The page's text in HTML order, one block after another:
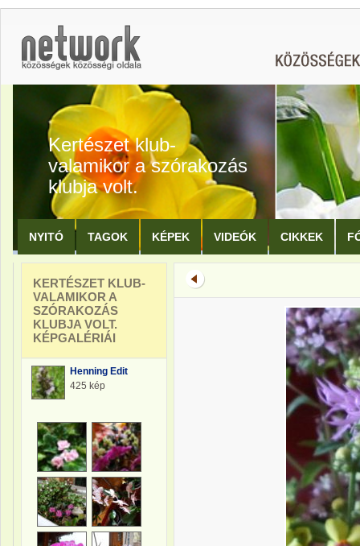
Kertészet klub-
valamikor a szórakozás
klubja volt.
NYITÓ TAGOK KÉPEK VIDEÓK CIKKEK
KERTÉSZET KLUB-
VALAMIKOR A
SZÓRAKOZÁS
KLUBJA VOLT.
KÉPGALÉRIÁI
Henning Edit
425 kép